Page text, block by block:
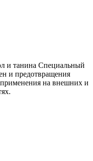
и танина Специальный
и предотвращения
на внешних и